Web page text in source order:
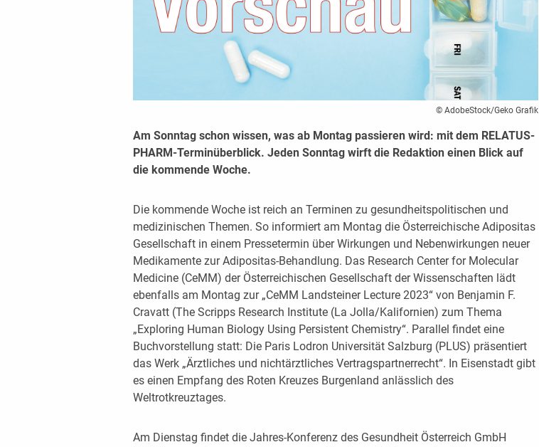
© AdobeStock/Geko Grafik
Am Sonntag schon wissen, was ab Montag passieren wird: mit dem RELATUS-
PHARM-Terminüberblick. Jeden Sonntag wirft die Redaktion einen Blick auf
die kommende Woche.
Die kommende Woche ist reich an Terminen zu gesundheitspolitischen und
medizinischen Themen. So informiert am Montag die Österreichische Adipositas
Gesellschaft in einem Pressetermin über Wirkungen und Nebenwirkungen neuer
Medikamente zur Adipositas-Behandlung. Das Research Center for Molecular
Medicine (CeMM) der Österreichischen Gesellschaft der Wissenschaften lädt
ebenfalls am Montag zur „CeMM Landsteiner Lecture 2023“ von Benjamin F.
Cravatt (The Scripps Research Institute (La Jolla/Kalifornien) zum Thema
„Exploring Human Biology Using Persistent Chemistry“. Parallel findet eine
Buchvorstellung statt: Die Paris Lodron Universität Salzburg (PLUS) präsentiert
das Werk „Ärztliches und nichtärztliches Vertragspartnerrecht“. In Eisenstadt gibt
es einen Empfang des Roten Kreuzes Burgenland anlässlich des
Weltrotkreuztages.
Am Dienstag findet die Jahres-Konferenz des Gesundheit Österreich GmbH